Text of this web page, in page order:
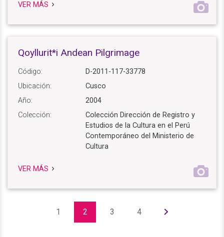
VER MÁS
Qoyllurit*i Andean Pilgrimage
Código:
D-2011-117-33778
Ubicación:
Cusco
Año:
2004
Colección:
Colección Dirección de Registro y
Estudios de la Cultura en el Perú
Contemporáneo del Ministerio de
Cultura
VER MÁS
1 2 3 4